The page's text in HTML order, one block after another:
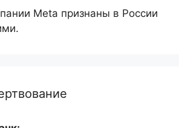
Meta признаны в России